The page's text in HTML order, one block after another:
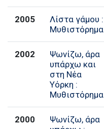
2005
Λίστα γάμου :
Μυθιστόρημα
2002
Ψωνίζω, άρα
υπάρχω και
στη Νέα
Υόρκη :
Μυθιστόρημα
2000
Ψωνίζω, άρα